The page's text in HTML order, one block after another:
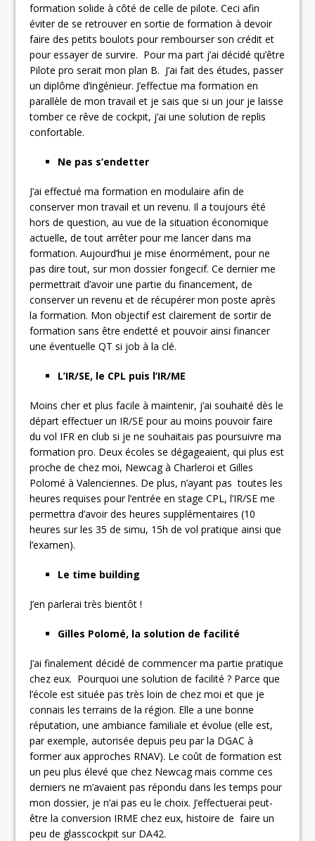
formation solide à côté de celle de pilote. Ceci afin
éviter de se retrouver en sortie de formation à devoir
faire des petits boulots pour rembourser son crédit et
pour essayer de survire. Pour ma part j’ai décidé qu’être
Pilote pro serait mon plan B. J’ai fait des études, passer
un diplôme d’ingénieur. J’effectue ma formation en
parallèle de mon travail et je sais que si un jour je laisse
tomber ce rêve de cockpit, j’ai une solution de replis
confortable.
Ne pas s’endetter
J’ai effectué ma formation en modulaire afin de
conserver mon travail et un revenu. Il a toujours été
hors de question, au vue de la situation économique
actuelle, de tout arrêter pour me lancer dans ma
formation. Aujourd’hui je mise énormément, pour ne
pas dire tout, sur mon dossier fongecif. Ce dernier me
permettrait d’avoir une partie du financement, de
conserver un revenu et de récupérer mon poste après
la formation. Mon objectif est clairement de sortir de
formation sans être endetté et pouvoir ainsi financer
une éventuelle QT si job à la clé.
L’IR/SE, le CPL puis l’IR/ME
Moins cher et plus facile à maintenir, j’ai souhaité dès le
départ effectuer un IR/SE pour au moins pouvoir faire
du vol IFR en club si je ne souhaitais pas poursuivre ma
formation pro. Deux écoles se dégageaient, qui plus est
proche de chez moi, Newcag à Charleroi et Gilles
Polomé à Valenciennes. De plus, n’ayant pas toutes les
heures requises pour l’entrée en stage CPL, l’IR/SE me
permettra d’avoir des heures supplémentaires (10
heures sur les 35 de simu, 15h de vol pratique ainsi que
l’examen).
Le time building
J’en parlerai très bientôt !
Gilles Polomé, la solution de facilité
J’ai finalement décidé de commencer ma partie pratique
chez eux. Pourquoi une solution de facilité ? Parce que
l’école est située pas très loin de chez moi et que je
connais les terrains de la région. Elle a une bonne
réputation, une ambiance familiale et évolue (elle est,
par exemple, autorisée depuis peu par la DGAC à
former aux approches RNAV). Le coût de formation est
un peu plus élevé que chez Newcag mais comme ces
derniers ne m’avaient pas répondu dans les temps pour
mon dossier, je n’ai pas eu le choix. J’effectuerai peut-
être la conversion IRME chez eux, histoire de faire un
peu de glasscockpit sur DA42.